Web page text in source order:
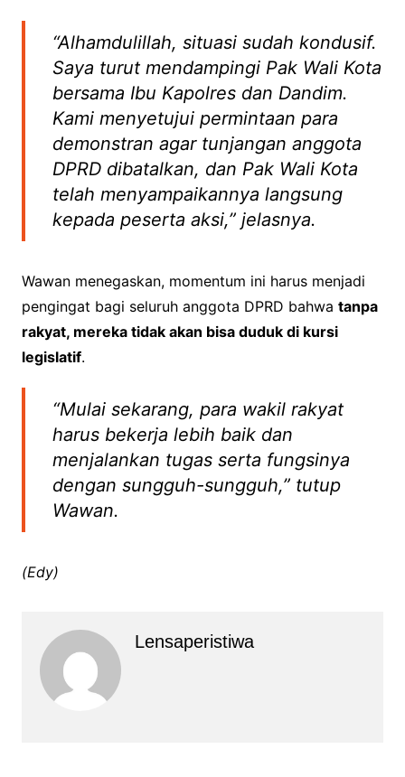
“Alhamdulillah, situasi sudah kondusif.
Saya turut mendampingi Pak Wali Kota
bersama Ibu Kapolres dan Dandim.
Kami menyetujui permintaan para
demonstran agar tunjangan anggota
DPRD dibatalkan, dan Pak Wali Kota
telah menyampaikannya langsung
kepada peserta aksi,” jelasnya.
Wawan menegaskan, momentum ini harus menjadi
pengingat bagi seluruh anggota DPRD bahwa tanpa
rakyat, mereka tidak akan bisa duduk di kursi
legislatif.
“Mulai sekarang, para wakil rakyat
harus bekerja lebih baik dan
menjalankan tugas serta fungsinya
dengan sungguh-sungguh,” tutup
Wawan.
(Edy)
Lensaperistiwa